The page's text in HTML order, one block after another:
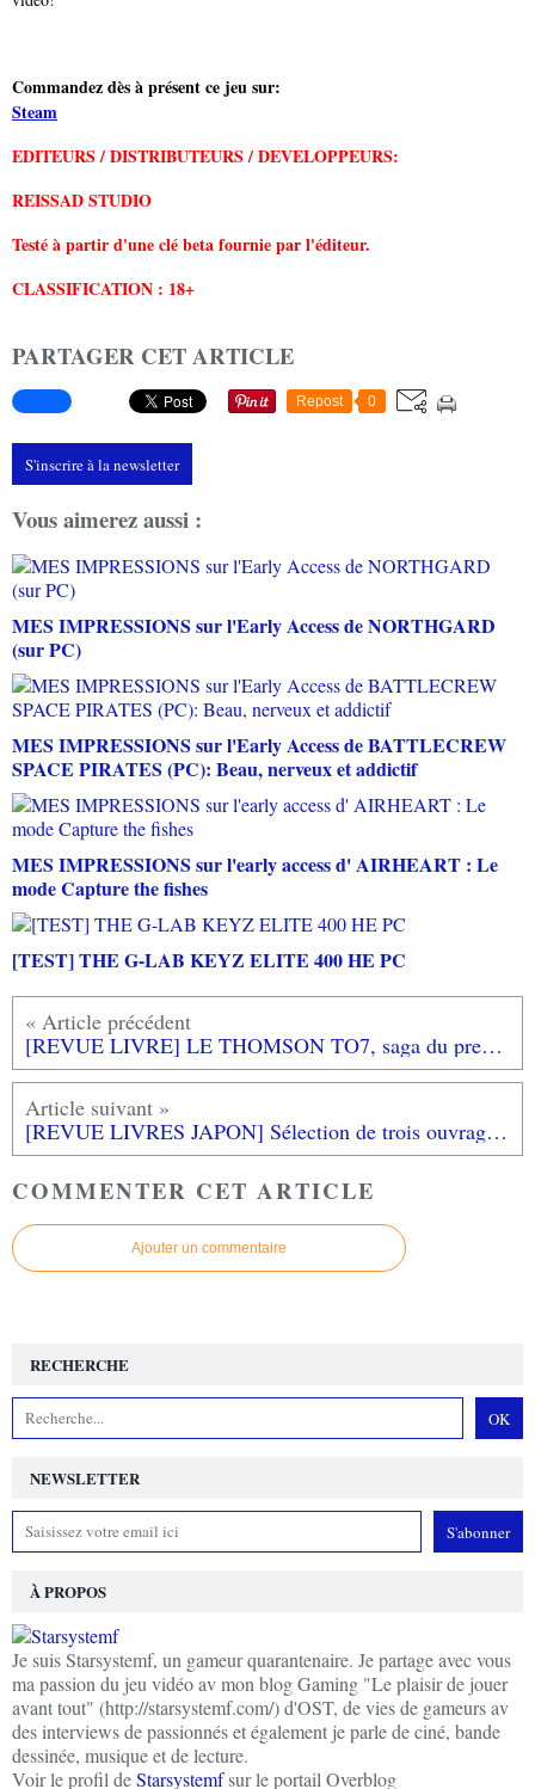
Commandez dès à présent ce jeu sur:
Steam
EDITEURS / DISTRIBUTEURS /DEVELOPPEURS:
REISSAD STUDIO
Testé à partir d'une clé beta fournie par l'éditeur.
CLASSIFICATION : 18+
PARTAGER CET ARTICLE
Repost 0
S'inscrire à la newsletter
Vous aimerez aussi :
MES IMPRESSIONS sur l'Early Access de NORTHGARD
(sur PC)
MES IMPRESSIONS sur l'Early Access de BATTLECREW
SPACE PIRATES (PC): Beau, nerveux et addictif
MES IMPRESSIONS sur l'early access d' AIRHEART : Le
mode Capture the fishes
[TEST] THE G-LAB KEYZ ELITE 400 HE PC
[REVUE LIVRE] LE THOMSON TO7, saga du premier micro-ordinateur grand public français aux éditions RUE DES ECOLES SUPERIEUR
[REVUE LIVRES JAPON] Sélection de trois ouvrages sur le Japon aux éditions ULYSSE
COMMENTER CET ARTICLE
Ajouter un commentaire
NEWSLETTER
RECHERCHE
À PROPOS
Je suis Starsystemf, un gameur quarantenaire. Je partage avec vous
ma passion du jeu vidéo av mon blog Gaming "Le plaisir de jouer
avant tout" (http://starsystemf.com/) d'OST, de vies de gameurs av
des interviews de passionnés et également je parle de ciné, bande
dessinée, musique et de lecture.
Voir le profil deStarsystemfsur le portail Overblog